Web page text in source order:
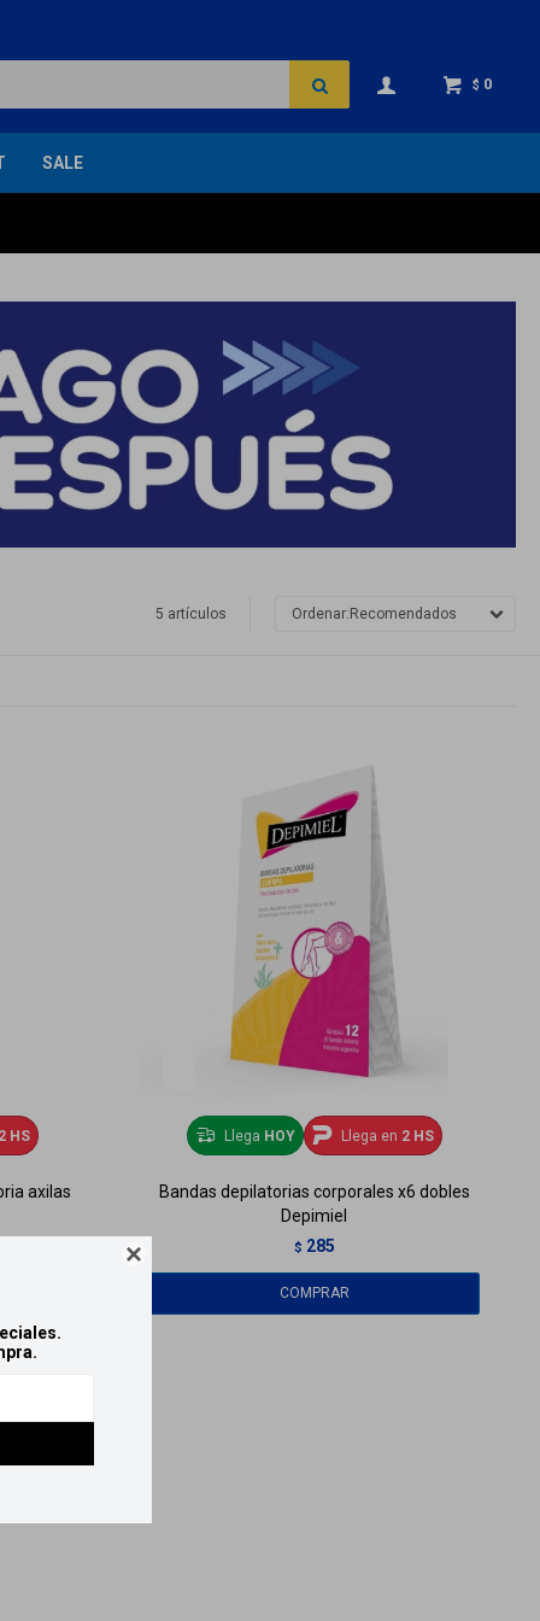

SALE
$ 0
5 artículos Recomendados
2 HS
axilas
Llega HOY Llega en 2 HS
Bandas depilatorias corporales x6 dobles
Depimiel
$ 285